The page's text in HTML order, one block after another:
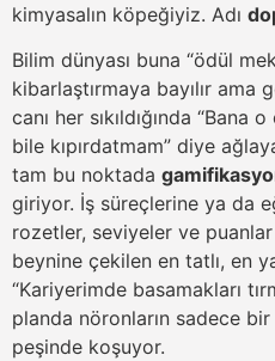
kimyasalın köpeğiyiz. Adı
Bilim dünyası buna “ödül
kibarlaştırmaya bayılır ama
canı her sıkıldığında “Bana
bile kıpırdatmam” diye
tam bu noktada
giriyor. İş süreçlerine ya da
rozetler, seviyeler ve
beynine çekilen en tatlı, en
“Kariyerimde basamakları
planda nöronların sadece
peşinde koşuyor.